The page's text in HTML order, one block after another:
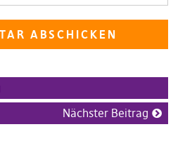
Nächster Beitrag